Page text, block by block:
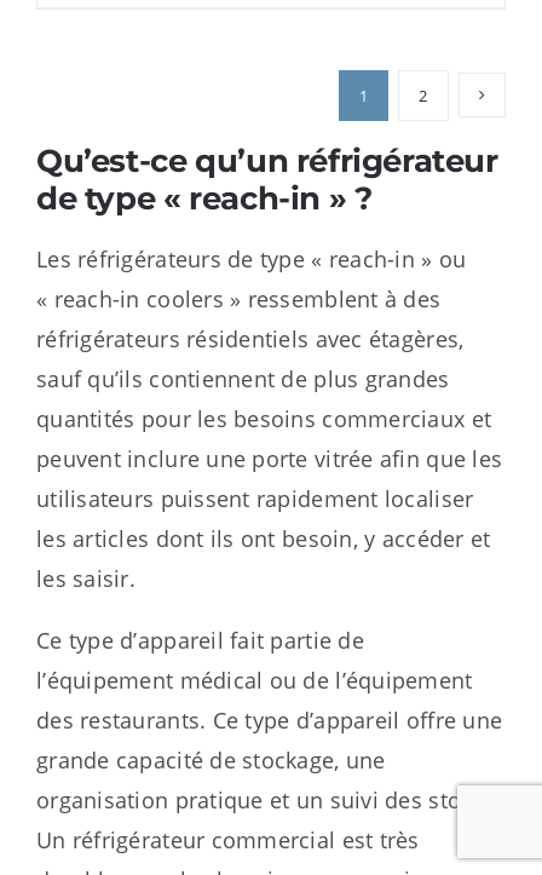
1 2
Qu’est-ce qu’un réfrigérateur
de type « reach-in » ?
Les réfrigérateurs de type « reach-in » ou
« reach-in coolers » ressemblent à des
réfrigérateurs résidentiels avec étagères,
sauf qu’ils contiennent de plus grandes
quantités pour les besoins commerciaux et
peuvent inclure une porte vitrée afin que les
utilisateurs puissent rapidement localiser
les articles dont ils ont besoin, y accéder et
les saisir.
Ce type d’appareil fait partie de
l’équipement médical ou de l’équipement
des restaurants. Ce type d’appareil offre une
grande capacité de stockage, une
organisation pratique et un suivi des stocks.
Un réfrigérateur commercial est très